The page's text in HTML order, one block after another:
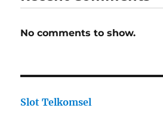
No comments to show.
Slot Telkomsel